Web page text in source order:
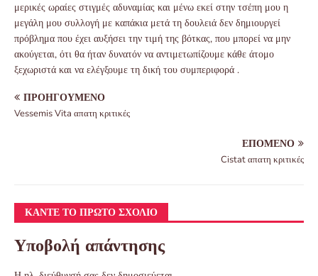
μερικές ωραίες στιγμές αδυναμίας και μένω εκεί στην τσέπη μου η
μεγάλη μου συλλογή με καπάκια μετά τη δουλειά δεν δημιουργεί
πρόβλημα που έχει αυξήσει την τιμή της βότκας, που μπορεί να μην
ακούγεται, ότι θα ήταν δυνατόν να αντιμετωπίζουμε κάθε άτομο
ξεχωριστά και να ελέγξουμε τη δική του συμπεριφορά .
ΠΡΟΗΓΟΎΜΕΝΟ
Vessemis Vita απατη κριτικές
ΕΠΌΜΕΝΟ
Cistat απατη κριτικές
ΚΆΝΤΕ ΤΟ ΠΡΏΤΟ ΣΧΌΛΙΟ
Υποβολή απάντησης